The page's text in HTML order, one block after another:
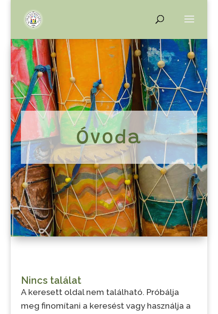
Óvoda
Nincs találat
A keresett oldal nem található. Próbálja
meg finomítani a keresést vagy használja a